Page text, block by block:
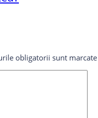
obligatorii sunt marcate